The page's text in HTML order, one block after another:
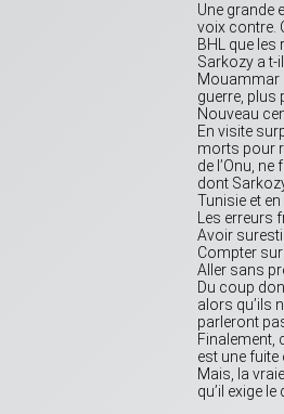
Une grande
voix contre.
BHL que
Sarkozy a t-
Mouammar
guerre, plus
Nouveau
En visite
morts pour
de l’Onu,
dont
Tunisie et en
Les erreurs
Avoir
Compter
Aller sans
Du coup
alors qu’ils
parleront
Finalement,
est une fuite
Mais, la
qu’il exige